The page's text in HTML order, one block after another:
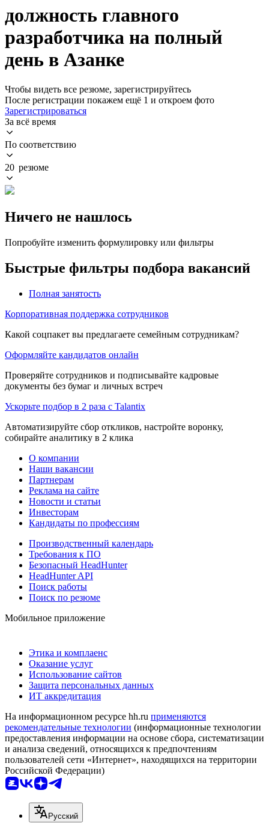
должность главного
разработчика на полный
день в Азанке
Чтобы видеть все резюме, зарегистрируйтесь
После регистрации покажем ещё 1 и откроем фото
Зарегистрироваться
За всё время
По соответствию
20 резюме
Ничего не нашлось
Попробуйте изменить формулировку или фильтры
Быстрые фильтры подбора вакансий
Полная занятость
Корпоративная поддержка сотрудников
Какой соцпакет вы предлагаете семейным сотрудникам?
Оформляйте кандидатов онлайн
Проверяйте сотрудников и подписывайте кадровые
документы без бумаг и личных встреч
Ускорьте подбор в 2 раза с Talantix
Автоматизируйте сбор откликов, настройте воронку,
собирайте аналитику в 2 клика
О компании
Наши вакансии
Партнерам
Реклама на сайте
Новости и статьи
Инвесторам
Кандидаты по профессиям
Производственный календарь
Требования к ПО
Безопасный HeadHunter
HeadHunter API
Поиск работы
Поиск по резюме
Мобильное приложение
Этика и комплаенс
Оказание услуг
Использование сайтов
Защита персональных данных
ИТ аккредитация
На информационном ресурсе hh.ru применяются
рекомендательные технологии (информационные технологии
предоставления информации на основе сбора, систематизации
и анализа сведений, относящихся к предпочтениям
пользователей сети «Интернет», находящихся на территории
Российской Федерации)
Русский